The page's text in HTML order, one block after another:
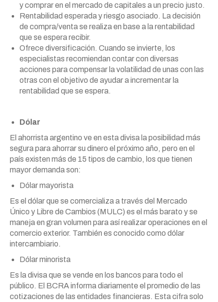
y comprar en el mercado de capitales a un precio justo.
Rentabilidad esperada y riesgo asociado. La decisión
de compra/venta se realiza en base a la rentabilidad
que se espera recibir.
Ofrece diversificación. Cuando se invierte, los
especialistas recomiendan contar con diversas
acciones para compensar la volatilidad de unas con las
otras con el objetivo de ayudar a incrementar la
rentabilidad que se espera.
Dólar
El ahorrista argentino ve en esta divisa la posibilidad más
segura para ahorrar su dinero el próximo año, pero en el
país existen más de 15 tipos de cambio, los que tienen
mayor demanda son:
Dólar mayorista
Es el dólar que se comercializa a través del Mercado
Único y Libre de Cambios (MULC) es el más barato y se
maneja en gran volumen para así realizar operaciones en el
comercio exterior. También es conocido como dólar
intercambiario.
Dólar minorista
Es la divisa que se vende en los bancos para todo el
público. El BCRA informa diariamente el promedio de las
cotizaciones de las entidades financieras. Esta cifra solo